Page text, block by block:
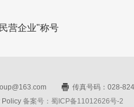
营企业"称号
传真号码：028-
Policy 备案号：蜀ICP备11012626号-2